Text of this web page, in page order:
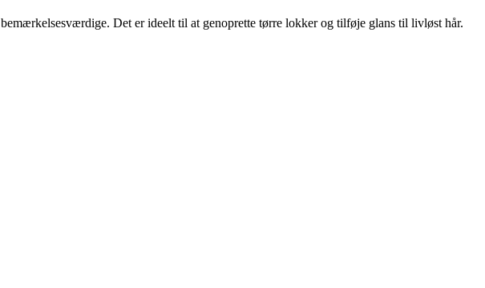
Det er ideelt til at genoprette tørre lokker og tilføje glans til livløst hår.